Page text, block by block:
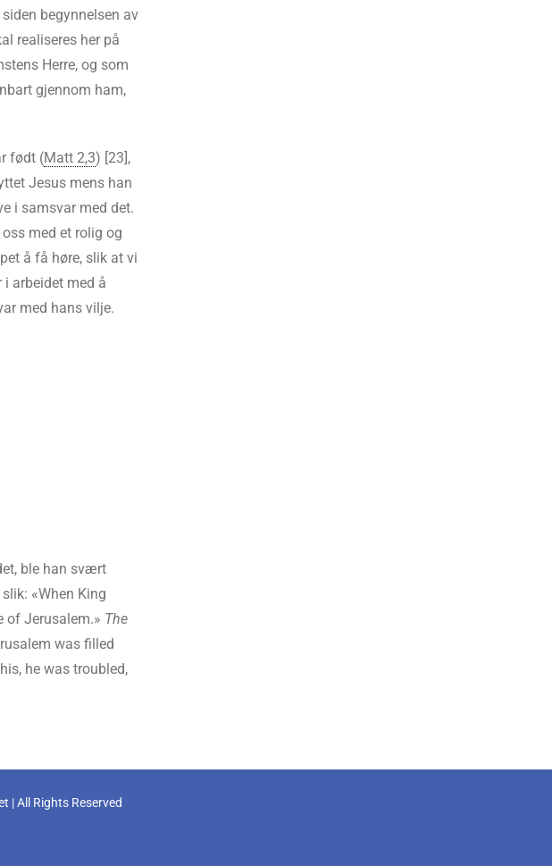
begynnelsen av
realiseres her på
Herre, og som
gjennom ham,
født (Matt 2,3) [23],
Jesus mens han
i samsvar med det.
med et rolig og
å få høre, slik at vi
arbeidet med å
med hans vilje.
ble han svært
«When King
of Jerusalem.» The
was filled
he was troubled,
| All Rights Reserved